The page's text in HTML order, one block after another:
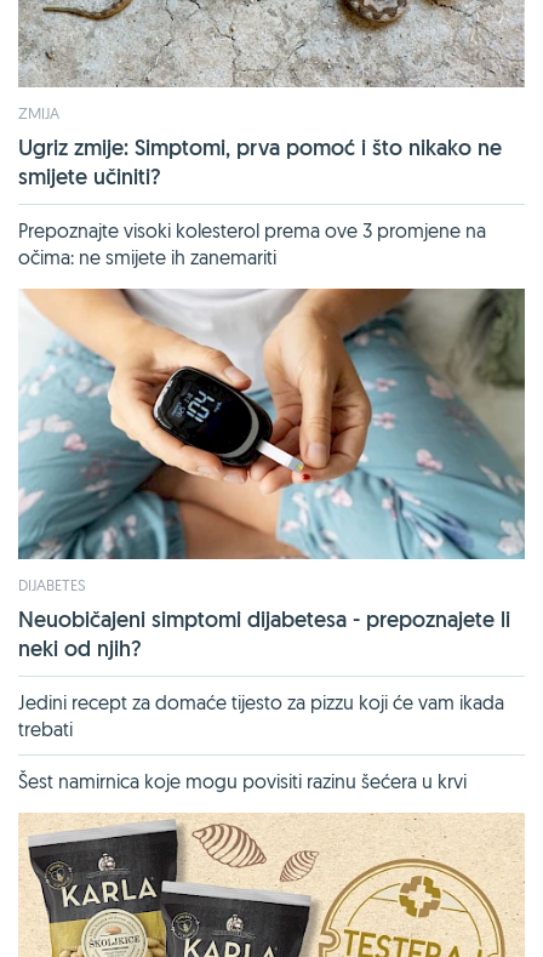
ZMIJA
Ugriz zmije: Simptomi, prva pomoć i što nikako ne
smijete učiniti?
Prepoznajte visoki kolesterol prema ove 3 promjene na
očima: ne smijete ih zanemariti
DIJABETES
Neuobičajeni simptomi dijabetesa - prepoznajete li
neki od njih?
Jedini recept za domaće tijesto za pizzu koji će vam ikada
trebati
Šest namirnica koje mogu povisiti razinu šećera u krvi